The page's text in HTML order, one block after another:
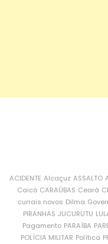
ACIDENTE Alcaçuz ASSALTO
Caicó CARAÚBAS Ceará
currais novos Dilma
PIRANHAS JUCURUTU
Pagamento PARAÍBA
POLÍCIA MILITAR Política